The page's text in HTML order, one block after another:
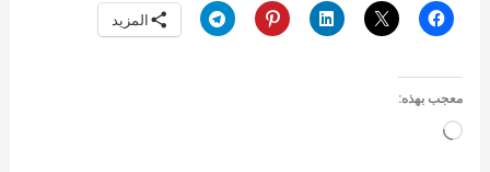
المزيد
معجب بهذه:
جاري